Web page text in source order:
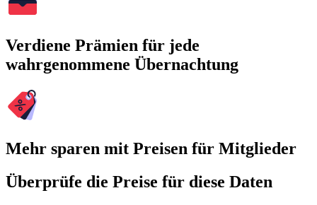
Verdiene Prämien für jede
wahrgenommene Übernachtung
Mehr sparen mit Preisen für Mitglieder
Überprüfe die Preise für diese Daten